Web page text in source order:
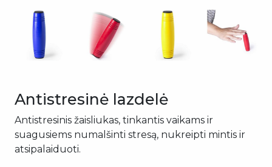
Antistresinė lazdelė
Antistresinis žaisliukas, tinkantis vaikams ir
suagusiems numalšinti stresą, nukreipti mintis ir
atsipalaiduoti.